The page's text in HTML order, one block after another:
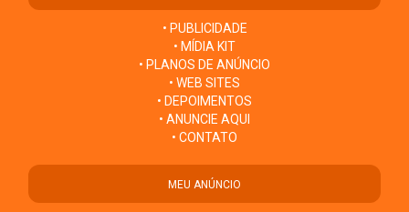
• PUBLICIDADE
• MÍDIA KIT
• PLANOS DE ANÚNCIO
• WEB SITES
• DEPOIMENTOS
• ANUNCIE AQUI
• CONTATO
MEU ANÚNCIO